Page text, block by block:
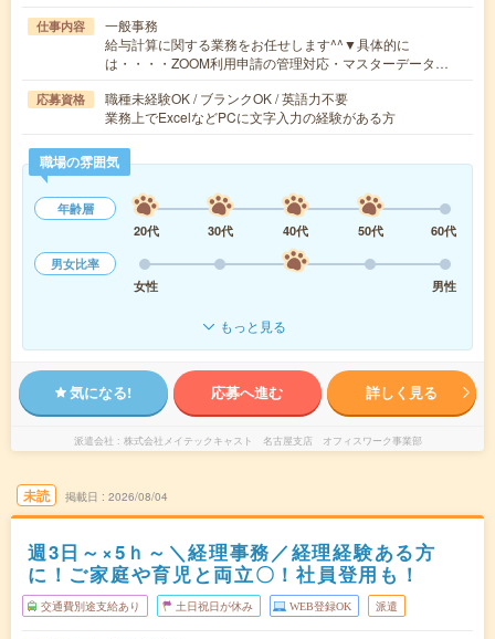
仕事内容
一般事務
給与計算に関する業務をお任せします^^▼具体的に
は・・・・ZOOM利用申請の管理対応・マスターデータ…
応募資格
職種未経験OK / ブランクOK / 英語力不要
業務上でExcelなどPCに文字入力の経験がある方
職場の雰囲気
年齢層
20代
30代 40代 50代
60代
男女比率
女性
男性
もっと見る
気になる! 応募へ進む 詳しく見る
派遣会社 株式会社メイテックキャスト 名古屋支店 オフィスワーク事業部
未読 掲載日 2026/08/04
週3日～×5ｈ～＼経理事務／経理経験ある方
に！ご家庭や育児と両立〇！社員登用も！
交通費別途支給あり 土日祝日が休み WEB登録OK 派遣